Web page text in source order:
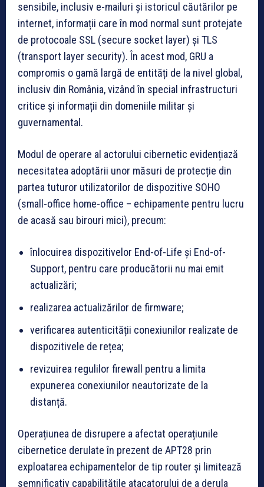
sensibile, inclusiv e-mailuri și istoricul căutărilor pe
internet, informații care în mod normal sunt protejate
de protocoale SSL (secure socket layer) și TLS
(transport layer security). În acest mod, GRU a
compromis o gamă largă de entități de la nivel global,
inclusiv din România, vizând în special infrastructuri
critice și informații din domeniile militar și
guvernamental.
Modul de operare al actorului cibernetic evidențiază
necesitatea adoptării unor măsuri de protecție din
partea tuturor utilizatorilor de dispozitive SOHO
(small-office home-office – echipamente pentru lucru
de acasă sau birouri mici), precum:
înlocuirea dispozitivelor End-of-Life și End-of-
Support, pentru care producătorii nu mai emit
actualizări;
realizarea actualizărilor de firmware;
verificarea autenticității conexiunilor realizate de
dispozitivele de rețea;
revizuirea regulilor firewall pentru a limita
expunerea conexiunilor neautorizate de la
distanță.
Operațiunea de disrupere a afectat operațiunile
cibernetice derulate în prezent de APT28 prin
exploatarea echipamentelor de tip router și limitează
semnificativ capabilitățile atacatorului de a derula